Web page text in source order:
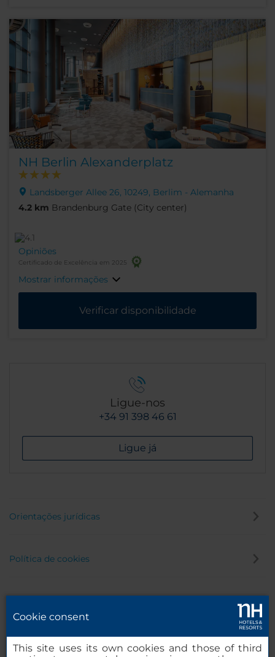
NH Berlin Alexanderplatz
Landsberger Allee 26, 10249, Berlim - Alemanha
4.2 km Brandenburg Gate (City center)
Opiniões
Certificado de Excelência em 2025
Mostrar informações
Verificar disponibilidade
Ligue-nos
+34 91 398 46 61
Ligue já
Orientações jurídicas
Política de cookies
Canal de denúncia
Cookie consent
This site uses its own cookies and those of third